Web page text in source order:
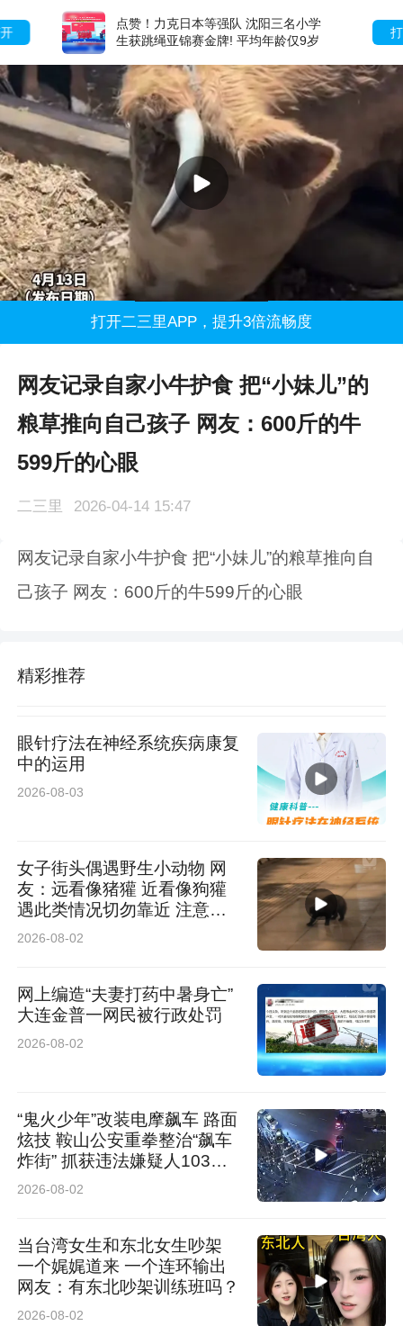
点赞！力克日本等强队 沈阳三名小学
生获跳绳亚锦赛金牌! 平均年龄仅9岁
打开二三里APP，提升3倍流畅度
网友记录自家小牛护食 把“小妹儿”的
粮草推向自己孩子 网友：600斤的牛
599斤的心眼
二三里 2026-04-14 15:47
网友记录自家小牛护食 把“小妹儿”的粮草推向自
己孩子 网友：600斤的牛599斤的心眼
精彩推荐
眼针疗法在神经系统疾病康复
中的运用
2026-08-03
女子街头偶遇野生小动物 网
友：远看像猪獾 近看像狗獾
遇此类情况切勿靠近 注意安
全
2026-08-02
网上编造“夫妻打药中暑身亡”
大连金普一网民被行政处罚
2026-08-02
“鬼火少年”改装电摩飙车 路面
炫技 鞍山公安重拳整治“飙车
炸街” 抓获违法嫌疑人103人
查扣涉案车辆61辆
2026-08-02
当台湾女生和东北女生吵架
一个娓娓道来 一个连环输出
网友：有东北吵架训练班吗？
2026-08-02